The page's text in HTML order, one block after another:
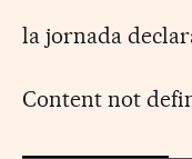
la jornada
Content not